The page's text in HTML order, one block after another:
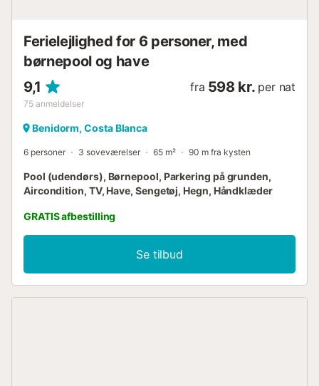
Ferielejlighed for 6 personer, med
børnepool og have
9,1
75 anmeldelser
fra 598 kr. per nat
Benidorm, Costa Blanca
6 personer 3 soveværelser 65 m² 90 m fra kysten
Pool (udendørs), Børnepool, Parkering på grunden,
Aircondition, TV, Have, Sengetøj, Hegn, Håndklæder
GRATIS afbestilling
Se tilbud